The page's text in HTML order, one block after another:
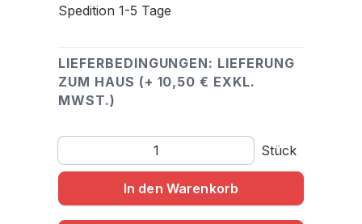
Spedition 1-5 Tage
LIEFERBEDINGUNGEN: LIEFERUNG
ZUM HAUS (+ 10,50 € EXKL.
MWST.)
Produkt Anzahl: Gib den gewünschten Wert ein
Stück
In den Warenkorb